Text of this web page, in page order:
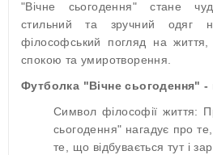
"Вічне сьогодення" стане
стильний та зручний одяг
філософський погляд на
спокою та умиротворення.
Футболка "Вічне сьогодення" -
Символ філософії життя:
сьогодення" нагадує про
те, що відбувається тут і